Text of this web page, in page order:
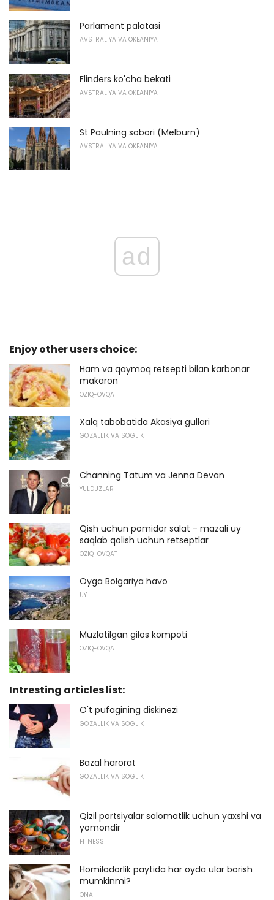
Parlament palatasi
AVSTRALIYA VA OKEANIYA
Flinders ko'cha bekati
AVSTRALIYA VA OKEANIYA
St Paulning sobori (Melburn)
AVSTRALIYA VA OKEANIYA
ad
Enjoy other users choice:
Ham va qaymoq retsepti bilan karbonar
makaron
OZIQ-OVQAT
Xalq tabobatida Akasiya gullari
GO'ZALLIK VA SO'GLIK
Channing Tatum va Jenna Devan
YULDUZLAR
Qish uchun pomidor salat - mazali uy
saqlab qolish uchun retseptlar
OZIQ-OVQAT
Oyga Bolgariya havo
UY
Muzlatilgan gilos kompoti
OZIQ-OVQAT
Intresting articles list:
O't pufagining diskinezi
GO'ZALLIK VA SO'GLIK
Bazal harorat
GO'ZALLIK VA SO'GLIK
Qizil portsiyalar salomatlik uchun yaxshi va
yomondir
FITNESS
Homiladorlik paytida har oyda ular borish
mumkinmi?
ONA